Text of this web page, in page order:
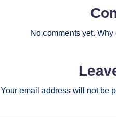
No comments yet.
Your email address will not be